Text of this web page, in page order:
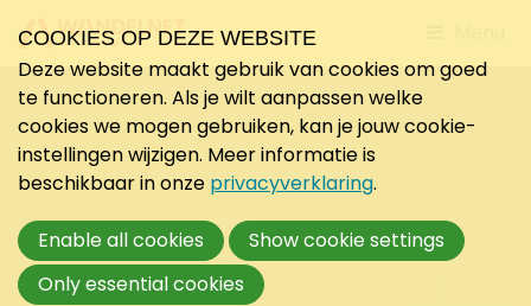
to
COOKIES OP DEZE WEBSITE
Deze website maakt gebruik van cookies om goed
te functioneren. Als je wilt aanpassen welke
cookies we mogen gebruiken, kan je jouw cookie-
instellingen wijzigen. Meer informatie is
beschikbaar in onze privacyverklaring.
Enable all cookies
Show cookie settings
Only essential cookies